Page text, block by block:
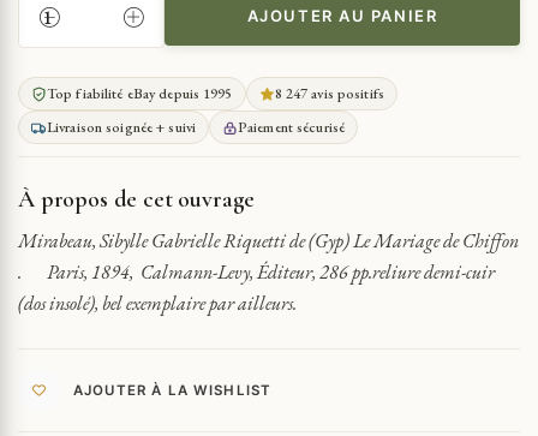
QUANTITÉ
GYP
MIRABEAU,
SIBYLLE
GABRIELLE
DE
(GYP)
MARIAGE
DE
AJOUTER AU PANIER
Top fiabilité eBay depuis 1995
8 247 avis positifs
Livraison soignée + suivi
Paiement sécurisé
À propos de cet ouvrage
Mirabeau, Sibylle Gabrielle Riquetti de (Gyp) Le Mariage de Chiffon
. Paris, 1894, Calmann-Levy, Éditeur, 286 pp.reliure demi-cuir
(dos insolé), bel exemplaire par ailleurs.
AJOUTER À LA WISHLIST